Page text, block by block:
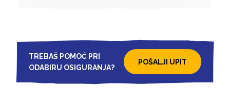
TREBAŠ POMOĆ PRI
ODABIRU OSIGURANJA?
POŠALJI UPIT